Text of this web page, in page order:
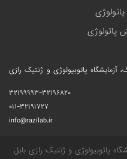
پاتولوژی
آزمایشگاه پاتوبیولوژی و ژنتیک رازی
۳۲۱۹۹۹۹۳-۳۲۱۹۶۸۲۰
۰۱۱-۳۲۱۹۱۷۲۷
info@razilab.ir
پاتوبیولوژی و ژنتیک رازی بابل